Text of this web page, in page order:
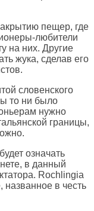
пещер, где
любители
на них. Другие
жука, сделав его
словенского
то ни было
нужно
границы,
означать
в данный
Rochlingia
названное в честь